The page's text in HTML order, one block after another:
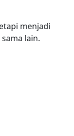
menjadi
lain.